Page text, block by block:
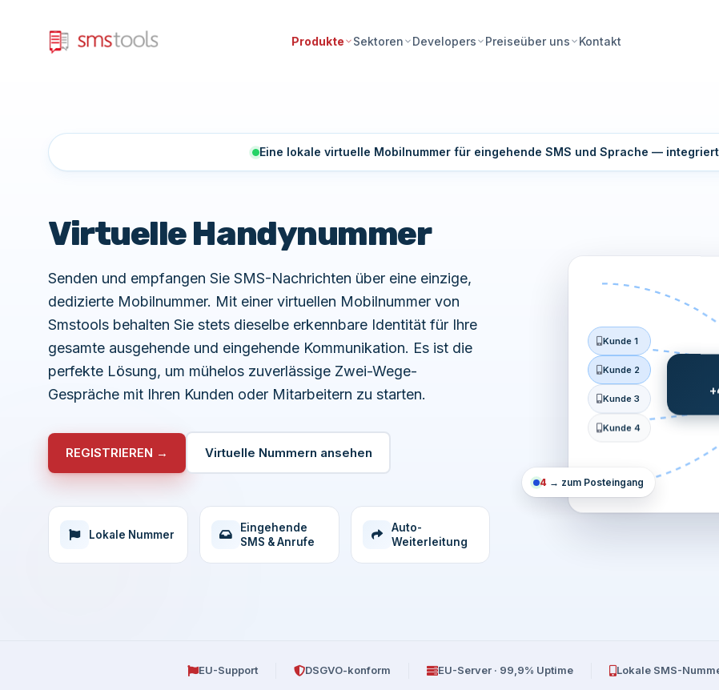
Produkte Sektoren Developers Preiseüber uns Kontakt
Eine lokale virtuelle Mobilnummer für eingehende SMS und Sprache —
Virtuelle Handynummer
Senden und empfangen Sie SMS-Nachrichten über eine einzige,
dedizierte Mobilnummer. Mit einer virtuellen Mobilnummer von
Smstools behalten Sie stets dieselbe erkennbare Identität für Ihre
gesamte ausgehende und eingehende Kommunikation. Es ist die
perfekte Lösung, um mühelos zuverlässige Zwei-Wege-
Gespräche mit Ihren Kunden oder Mitarbeitern zu starten.
REGISTRIEREN → Virtuelle Nummern ansehen
Lokale Nummer
Eingehende
SMS & Anrufe
Auto-
Weiterleitung
Kunde 1
Kunde 2
Kunde 3
Kunde 4
4 → zum Posteingang
EU-Support DSGVO-konform EU-Server · 99,9% Uptime Lokale SMS-